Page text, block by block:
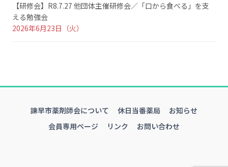
【研修会】R8.7.27 他団体主催研修会／「口から食べる」を支
える勉強会
2026年6月23日（火）
諫早市薬剤師会について 休日当番薬局
お知らせ
会員専用ページ
リンク お問い合わせ